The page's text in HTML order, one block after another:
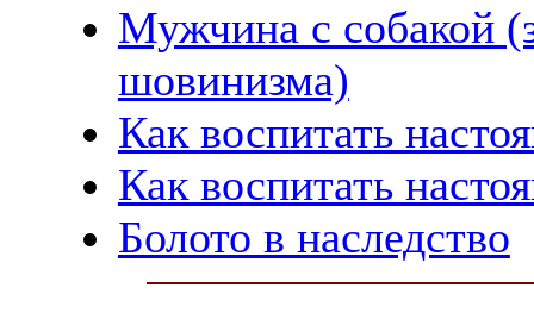
Мужчина с собакой
шовинизма)
Как воспитать
Как воспитать
Болото в наследство